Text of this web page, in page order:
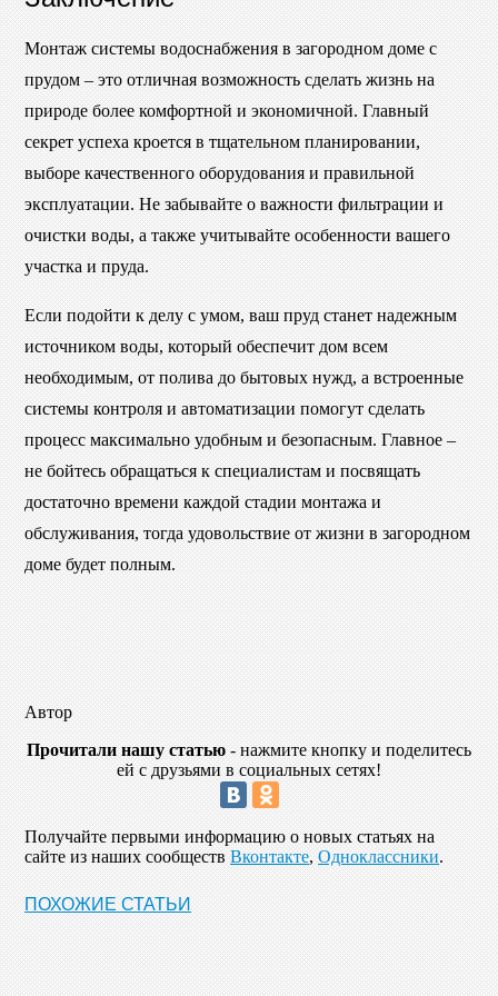
Монтаж системы водоснабжения в загородном доме с
прудом – это отличная возможность сделать жизнь на
природе более комфортной и экономичной. Главный
секрет успеха кроется в тщательном планировании,
выборе качественного оборудования и правильной
эксплуатации. Не забывайте о важности фильтрации и
очистки воды, а также учитывайте особенности вашего
участка и пруда.
Если подойти к делу с умом, ваш пруд станет надежным
источником воды, который обеспечит дом всем
необходимым, от полива до бытовых нужд, а встроенные
системы контроля и автоматизации помогут сделать
процесс максимально удобным и безопасным. Главное –
не бойтесь обращаться к специалистам и посвящать
достаточно времени каждой стадии монтажа и
обслуживания, тогда удовольствие от жизни в загородном
доме будет полным.
Автор
Прочитали нашу статью - нажмите кнопку и поделитесь
ей с друзьями в социальных сетях!
Получайте первыми информацию о новых статьях на
сайте из наших сообществ Вконтакте, Одноклассники.
ПОХОЖИЕ СТАТЬИ